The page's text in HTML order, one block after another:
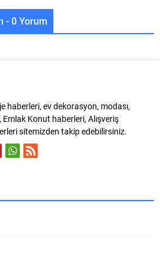
- 0 Yorum
haberleri, ev dekorasyon, modası,
Konut haberleri, Alışveriş
sitemizden takip edebilirsiniz.